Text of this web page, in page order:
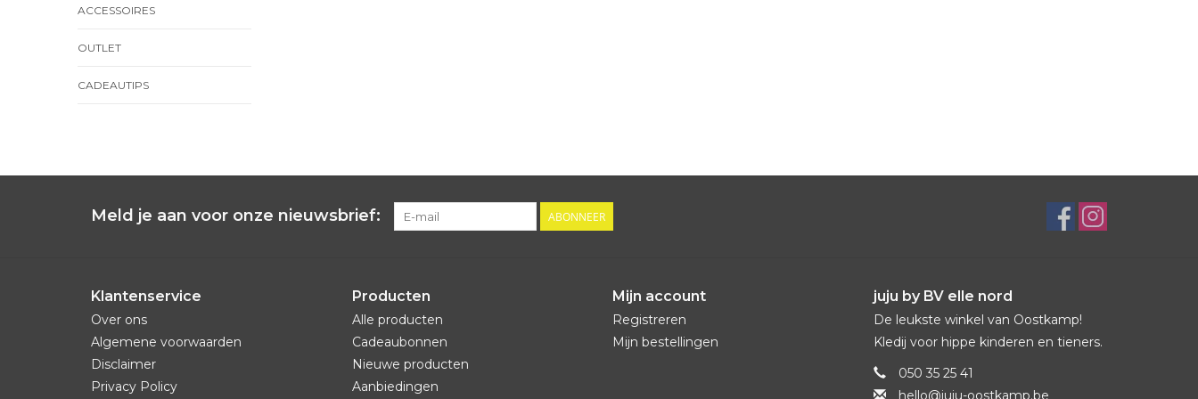
ACCESSOIRES
OUTLET
CADEAUTIPS
Meld je aan voor onze nieuwsbrief: ABONNEER
Klantenservice
Over ons
Algemene voorwaarden
Disclaimer
Privacy Policy
Producten
Alle producten
Cadeaubonnen
Nieuwe producten
Aanbiedingen
Mijn account
Registreren
Mijn bestellingen
juju by BV elle nord
De leukste winkel van Oostkamp!
Kledij voor hippe kinderen en tieners.
050 35 25 41
hello@juju-oostkamp.be